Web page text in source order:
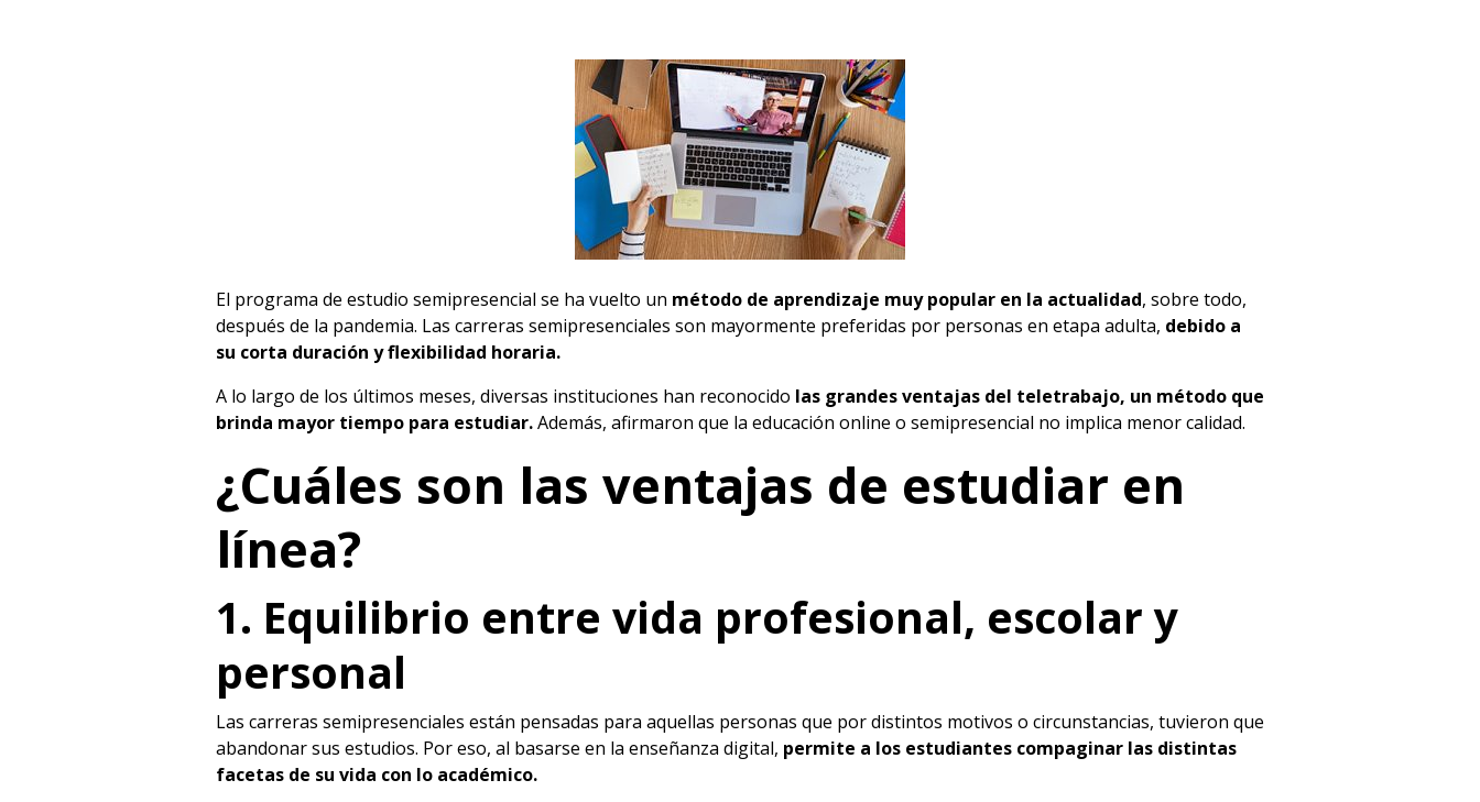
El programa de estudio semipresencial se ha vuelto un método de aprendizaje muy popular en la actualidad, sobre todo,
después de la pandemia. Las carreras semipresenciales son mayormente preferidas por personas en etapa adulta, debido a
su corta duración y flexibilidad horaria.
A lo largo de los últimos meses, diversas instituciones han reconocido las grandes ventajas del teletrabajo, un método que
brinda mayor tiempo para estudiar.Además, afirmaron que la educación online o semipresencial no implica menor calidad.
¿Cuáles son las ventajas de estudiar en
línea?
1. Equilibrio entre vida profesional, escolar y
personal
Las carreras semipresenciales están pensadas para aquellas personas que por distintos motivos o circunstancias, tuvieron que
abandonar sus estudios. Por eso, al basarse en la enseñanza digital, permite a los estudiantes compaginar las distintas
facetas de su vida con lo académico.